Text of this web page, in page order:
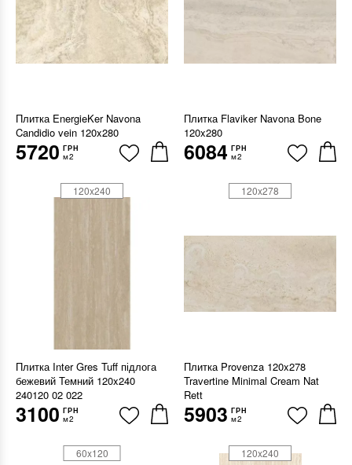
Плитка EnergieKer Navona
Candidio vein 120x280
5720 ГРН
м2
Плитка Flaviker Navona Bone
120x280
6084 ГРН
м2
Плитка Inter Gres Tuff підлога
бежевий Темний 120x240
240120 02 022
3100 ГРН
м2
120x240
Плитка Provenza 120x278
Travertine Minimal Cream Nat
Rett
5903 ГРН
м2
120x278
60x120 120x240